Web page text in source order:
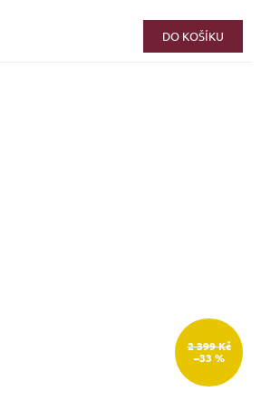
DO KOŠÍKU
2 399 Kč
–33 %